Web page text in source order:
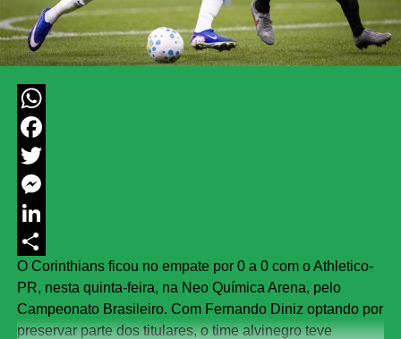
WhatsApp
Facebook
Twitter
Messenger
LinkedIn
Share
O Corinthians ficou no empate por 0 a 0 com o Athletico-
PR, nesta quinta-feira, na Neo Química Arena, pelo
Campeonato Brasileiro. Com Fernando Diniz optando por
preservar parte dos titulares, o time alvinegro teve